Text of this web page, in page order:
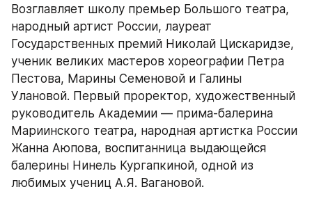
Возглавляет школу премьер Большого театра,
народный артист России, лауреат
Государственных премий Николай Цискаридзе,
ученик великих мастеров хореографии Петра
Пестова, Марины Семеновой и Галины
Улановой. Первый проректор, художественный
руководитель Академии — прима-балерина
Мариинского театра, народная артистка России
Жанна Аюпова, воспитанница выдающейся
балерины Нинель Кургапкиной, одной из
любимых учениц А.Я. Вагановой.